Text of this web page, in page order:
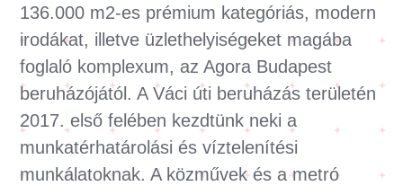
136.000 m2-es prémium kategóriás, modern
irodákat, illetve üzlethelyiségeket magába
foglaló komplexum, az Agora Budapest
beruházójától. A Váci úti beruházás területén
2017. első felében kezdtünk neki a
munkatérhatárolási és víztelenítési
munkálatoknak. A közművek és a metró